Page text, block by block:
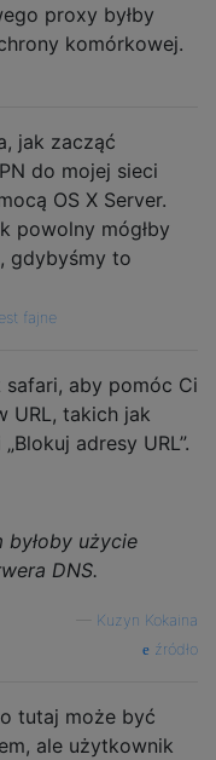
proxy byłby
komórkowej.
jak zacząć
do mojej sieci
OS X Server.
powolny mógłby
gdybyśmy to
fajne
aby pomóc Ci
URL, takich jak
adresy URL”.
byłoby użycie
DNS.
Kuzyn Kokaina
źródło
tutaj może być
ale użytkownik